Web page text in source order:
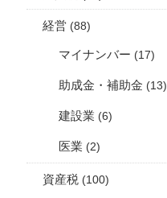
経営 (88)
マイナンバー (17)
助成金・補助金 (13)
建設業 (6)
医業 (2)
資産税 (100)